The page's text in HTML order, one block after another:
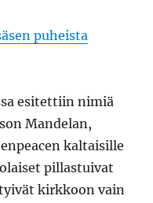
puheista
esitettiin nimiä
Mandelan,
kaltaisille
pillastuivat
kirkkoon vain